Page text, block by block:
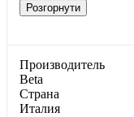
Розгорнути
Производитель
Beta
Страна
Италия